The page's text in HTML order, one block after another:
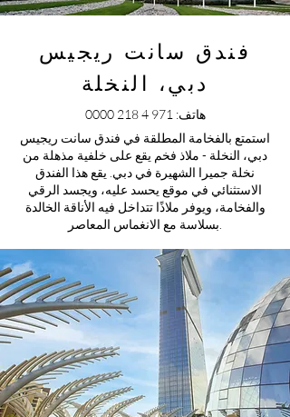
فندق سانت ريجيس
دبي، النخلة
هاتف: 971 4 218 0000
استمتع بالفخامة المطلقة في فندق سانت ريجيس
دبي، النخلة - ملاذ فخم يقع على خلفية مذهلة من
نخلة جميرا الشهيرة في دبي. يقع هذا الفندق
الاستثنائي في موقع يحسد عليه، ويجسد الرقي
والفخامة، ويوفر ملاذًا تتداخل فيه الأناقة الخالدة